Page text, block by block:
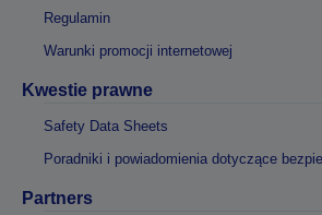
Regulamin
Warunki promocji internetowej
Kwestie prawne
Safety Data Sheets
Poradniki i powiadomienia dotyczące
Partners